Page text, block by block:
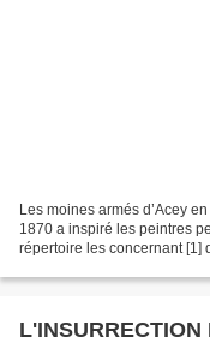
Les moines armés d’Acey
1870 a inspiré les peintres
répertoire les concernant [1]